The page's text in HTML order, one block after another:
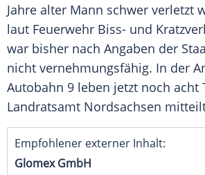
Jahre alter Mann schwer verletzt
laut Feuerwehr Biss- und
war bisher nach Angaben der
nicht vernehmungsfähig. In der
Autobahn 9 leben jetzt noch acht
Landratsamt Nordsachsen
Empfohlener externer Inhalt:
Glomex GmbH